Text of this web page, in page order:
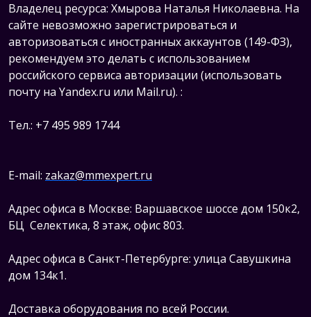
Владелец ресурса: Хмырова Наталья Николаевна. На
сайте невозможно зарегистрироваться и
авторизоваться с иностранных аккаунтов (149-ФЗ),
рекомендуем это делать с использованием
российского сервиса авторизации (использовать
почту на Yandex.ru или Mail.ru). :
Тел.: +7 495 989 1744
E-mail: zakaz@mmexpert.ru
Адрес офиса в Москве: Варшавское шоссе дом 150к2,
БЦ Селектика, 8 этаж, офис 803.
Адрес офиса в Санкт-Петербурге: улица Савушкина
дом 134к1.
Доставка оборудования по всей России.